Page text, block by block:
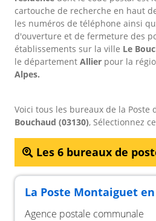
cartouche de recherche en haut
les numéros de téléphone ainsi
d'ouverture et de fermeture des
établissements sur la ville Le
le département Allier pour la
Alpes.
Voici tous les bureaux de la Poste
Bouchaud (03130), Sélectionnez
Les 6 bureaux de
La Poste Montaiguet
Agence postale communale